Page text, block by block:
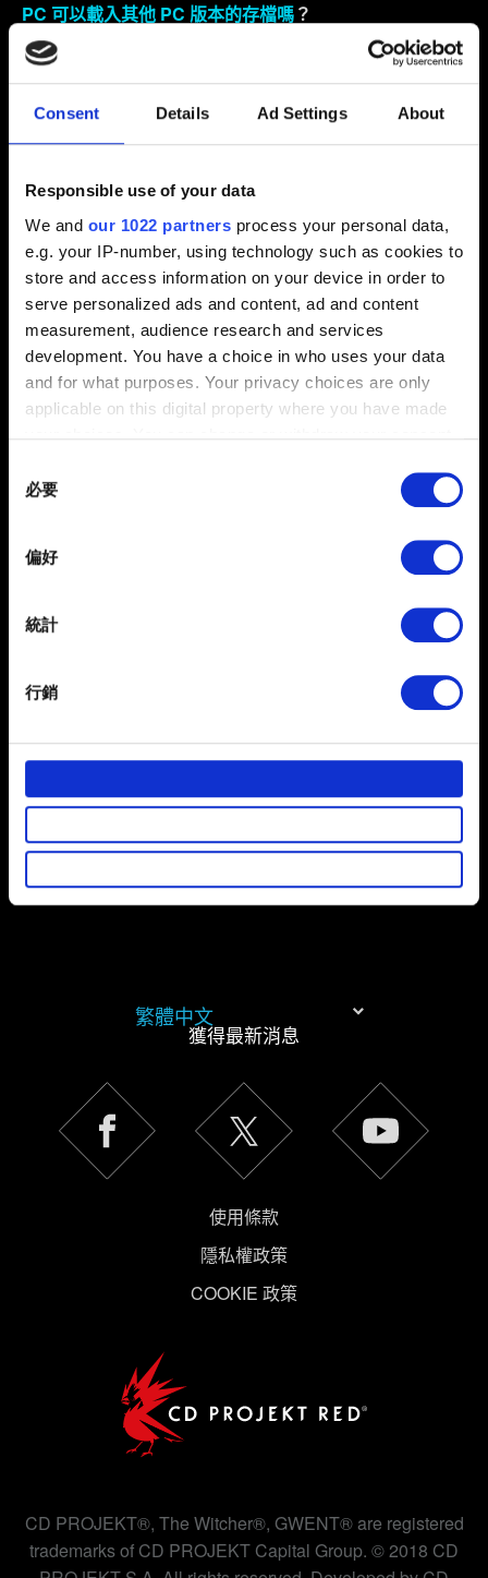
Consent Details Ad Settings About
Responsible use of your data
We and our 1022 partners process your personal data,
e.g. your IP-number, using technology such as cookies to
store and access information on your device in order to
serve personalized ads and content, ad and content
measurement, audience research and services
development. You have a choice in who uses your data
and for what purposes. Your privacy choices are only
applicable on this digital property where you have made
the Privacy trigger icon.
Collect information about your geographical
meters
Identify your device by actively scanning it for
Find out more about how your personal data is processed
了讓我們蒐集技術上或針對網站內容的回饋，讓您的使用
推薦合適的內容，偶爾這些資訊也會提供我們的合作夥伴
參考。不過這些非強制性的 Cookies 一定會事先徵詢您的
Selection
必要
偏好
統計
行銷
PC 可以載入其他 PC 版本的存檔嗎？
可以。
若建立存檔的遊戲版本無地區限制，則受地區限制的遊戲
版本無法載入該存檔。但是，其他無地區限制的遊戲版本
若建立存檔的遊戲版本受地區限制，則該存檔僅適用限制
程度相等或限制程度較低的遊戲版本。
可以載入遊戲地區版本不同的存檔嗎？
若建立存檔的遊戲版本無地區限制，則不同地區版本的遊
戲可載入該存檔。
區的遊戲版本。
嗎？
蓋至無限制的遊戲版本，該存檔無法再適用受限制的遊戲
版本。
※受地區限制影響的遊戲庫存單位（SKU）：沙烏地阿拉
及、黎巴嫩、約旦、日本。
繁體中文
獲得最新消息
使用條款
隱私權政策
COOKIE 政策
CD PROJEKT®, The Witcher®, GWENT® are registered
trademarks of CD PROJEKT Capital Group. © 2018 CD